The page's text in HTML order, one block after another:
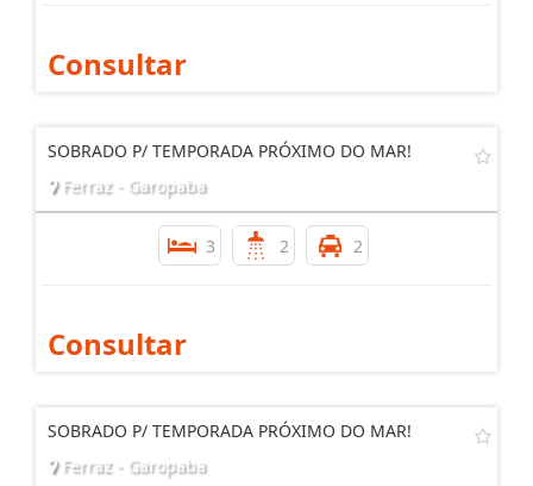
Consultar
SOBRADO P/ TEMPORADA PRÓXIMO DO MAR!
Ferraz - Garopaba
3 2 2
Consultar
SOBRADO P/ TEMPORADA PRÓXIMO DO MAR!
Ferraz - Garopaba